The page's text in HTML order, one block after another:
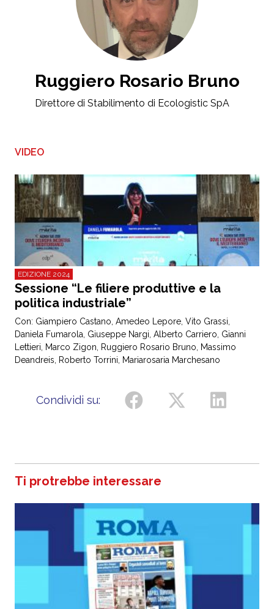
Ruggiero Rosario Bruno
Direttore di Stabilimento di Ecologistic SpA
VIDEO
EDIZIONE 2024
Sessione “Le filiere produttive e la
politica industriale”
Con: Giampiero Castano, Amedeo Lepore, Vito Grassi,
Daniela Fumarola, Giuseppe Nargi, Alberto Carriero, Gianni
Lettieri, Marco Zigon, Ruggiero Rosario Bruno, Massimo
Deandreis, Roberto Torrini, Mariarosaria Marchesano
Condividi su:
Ti protrebbe interessare